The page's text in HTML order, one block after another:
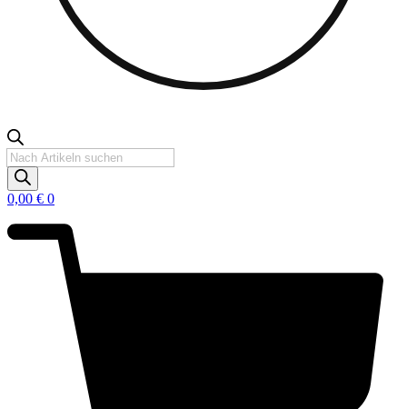
Products
search
0,00 € 0